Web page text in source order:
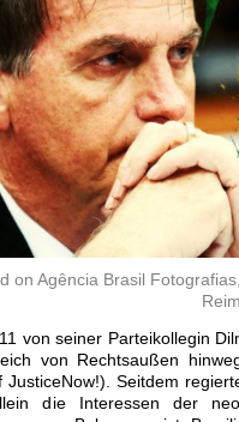
on Agência Brasil
von seiner Parteikollegin
von Rechtsaußen
JusticeNow!). Seitdem
die Interessen der